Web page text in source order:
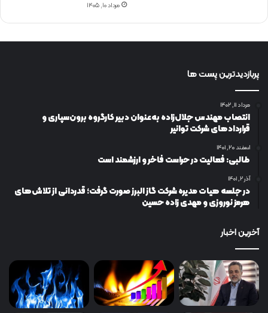
مرداد ۱۰, ۱۴۰۵
پربازدیدترین پست ها
مرداد ۱۱, ۱۴۰۲
انتصاب مهندس جلال‌زاده به‌عنوان دبیر كارگروه برون‌سپاری و
قراردادهای شركت توانیر
اسفند ۲۰, ۱۴۰۱
طالبی: فعالیت در حراست فاخر و ارزشمند است
آذر ۲, ۱۴۰۱
در جلسه هیات مدیره شرکت گاز البرز صورت گرفت؛ قدردانی از تلاش‌های
هرمز نوروزی و مهدی زاده حسین
آخرین اخبار